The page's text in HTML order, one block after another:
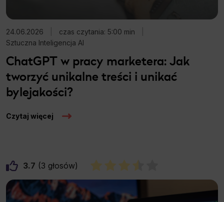
24.06.2026 czas czytania: 5:00 min
Sztuczna Inteligencja AI
ChatGPT w pracy marketera: Jak
tworzyć unikalne treści i unikać
bylejakości?
Czytaj więcej
3.7 3